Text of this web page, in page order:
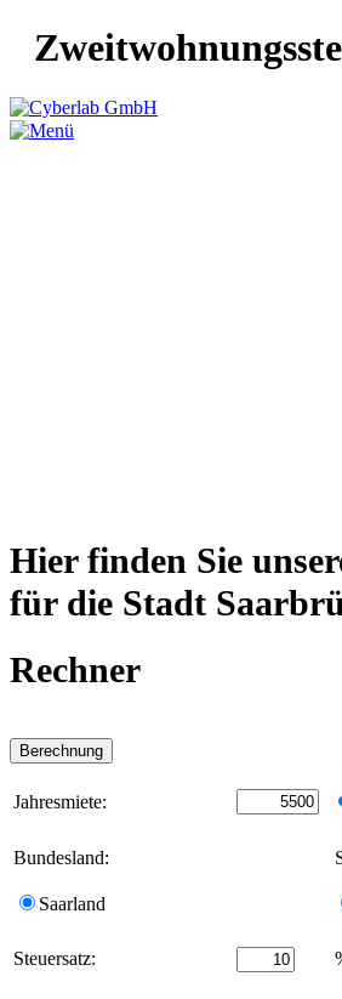
Hier finden Sie
für die Stadt
Rechner
Jahresmiete:
Bundesland:
Saarland
Steuersatz: